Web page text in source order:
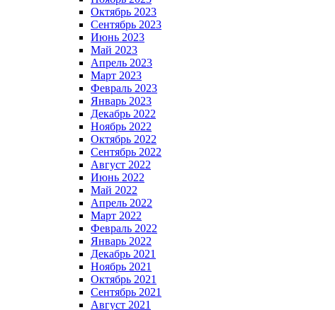
Октябрь 2023
Сентябрь 2023
Июнь 2023
Май 2023
Апрель 2023
Март 2023
Февраль 2023
Январь 2023
Декабрь 2022
Ноябрь 2022
Октябрь 2022
Сентябрь 2022
Август 2022
Июнь 2022
Май 2022
Апрель 2022
Март 2022
Февраль 2022
Январь 2022
Декабрь 2021
Ноябрь 2021
Октябрь 2021
Сентябрь 2021
Август 2021